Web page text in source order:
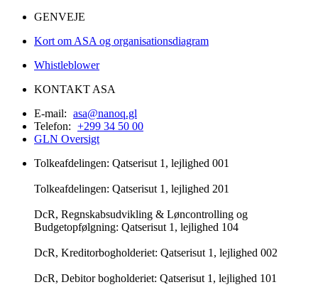
GENVEJE
Kort om ASA og organisationsdiagram
Whistleblower
KONTAKT ASA
E-mail: asa@nanoq.gl
Telefon: +299 34 50 00
GLN Oversigt
Tolkeafdelingen: Qatserisut 1, lejlighed 001
Tolkeafdelingen: Qatserisut 1, lejlighed 201
DcR, Regnskabsudvikling & Løncontrolling og
Budgetopfølgning: Qatserisut 1, lejlighed 104
DcR, Kreditorbogholderiet: Qatserisut 1, lejlighed 002
DcR, Debitor bogholderiet: Qatserisut 1, lejlighed 101